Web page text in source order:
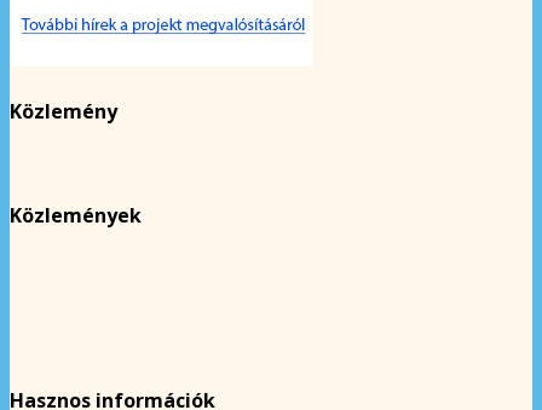
Közlemény
Közlemények
Hasznos információk